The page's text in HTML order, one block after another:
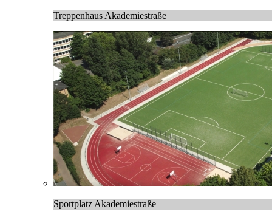
Treppenhaus Akademiestraße
Sportplatz Akademiestraße